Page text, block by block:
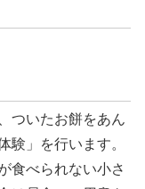
ついたお餅をあん
験」を行います。
食べられない小さ